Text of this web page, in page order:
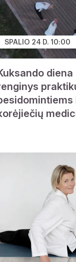
SPALIO 24 D. 10:00